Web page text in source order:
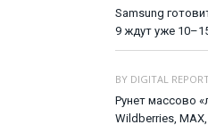
Samsung
9 ждут уже
BY DIGITAL
Рунет массово
Wildberries,